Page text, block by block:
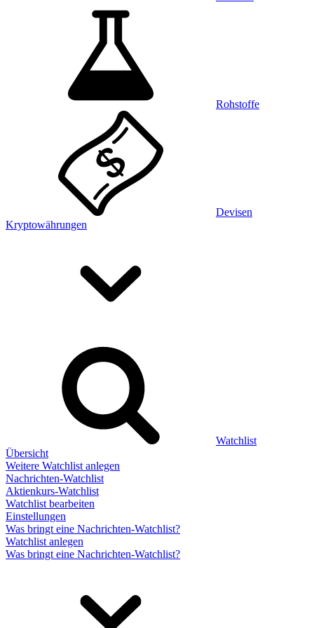
Rohstoffe
Devisen
Kryptowährungen
Watchlist
Übersicht
Weitere Watchlist anlegen
Nachrichten-Watchlist
Aktienkurs-Watchlist
Watchlist bearbeiten
Einstellungen
Was bringt eine Nachrichten-Watchlist?
Watchlist anlegen
Was bringt eine Nachrichten-Watchlist?